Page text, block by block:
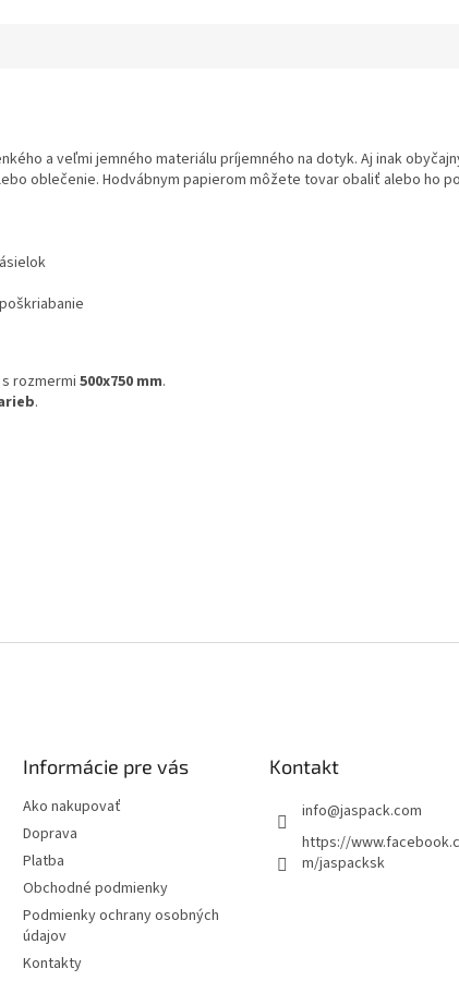
a veľmi jemného materiálu príjemného na dotyk. Aj inak
oblečenie. Hodvábnym papierom môžete tovar obaliť alebo ho
s rozmermi 500x750 mm.
.
Informácie pre vás
Ako nakupovať
Doprava
Platba
Obchodné podmienky
Podmienky ochrany osobných
údajov
Kontakty
Kontakt
info@jaspack.com
https://
m/jaspacksk